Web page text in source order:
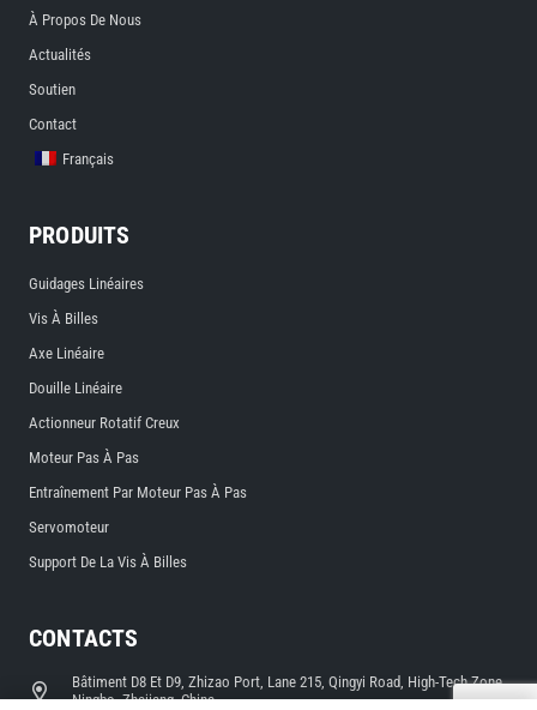
À Propos De Nous
Actualités
Soutien
Contact
Français
PRODUITS
Guidages Linéaires
Vis À Billes
Axe Linéaire
Douille Linéaire
Actionneur Rotatif Creux
Moteur Pas À Pas
Entraînement Par Moteur Pas À Pas
Servomoteur
Support De La Vis À Billes
CONTACTS
Bâtiment D8 Et D9, Zhizao Port, Lane 215, Qingyi Road, High-Tech Zone,
Ningbo, Zhejiang, Chine